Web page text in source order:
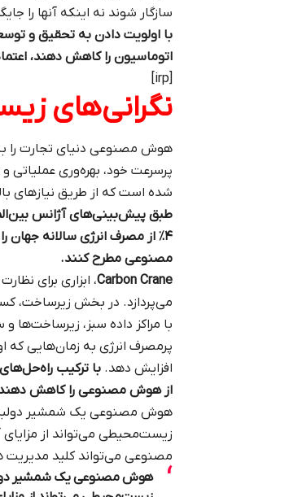
سازگار شوند نه اینکه آنها را
با اولویت دادن به تحقیق و
اتوماسیون را کاهش دهند،
نگرانی‌های
هوش مصنوعی دنیای تجارت را
پرسرعت خود، بهره‌وری
شده است که از طریق نیازهای
۴٪ از مصرف انرژی سالانه
مصنوعی مطرح کنند.
Carbon Crane، ابزاری برای
می‌پردازد. در بخش زیرساخت،
با مراکز داده سبز،
پرمصرف انرژی به زمان‌هایی که
افزایش دهد. با ترکیب
از هوش مصنوعی را کاهش
هوش مصنوعی یک شمشیر دولبه
زیست‌محیطی می‌تواند از
مصنوعی می‌تواند کلید مدیریت
هوش مصنوعی یک شمشیر دولبه